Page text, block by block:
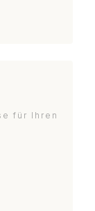
für Ihren